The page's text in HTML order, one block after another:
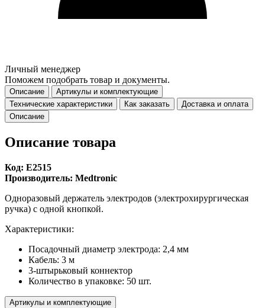
Личный менеджер
Поможем подобрать товар и документы.
Описание
Артикулы и комплектующие
Технические характеристики
Как заказать
Доставка и оплата
Описание
Описание товара
Код: E2515
Производитель: Medtronic
Одноразовый держатель электродов (электрохирургическая
ручка) с одной кнопкой.
Характеристики:
Посадочный диаметр электрода: 2,4 мм
Кабель: 3 м
3-штырьковый коннектор
Количество в упаковке: 50 шт.
Артикулы и комплектующие